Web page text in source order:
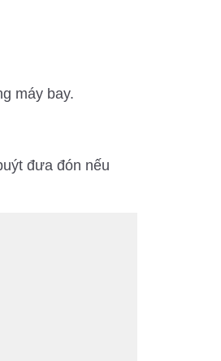
máy bay.
đưa đón nếu